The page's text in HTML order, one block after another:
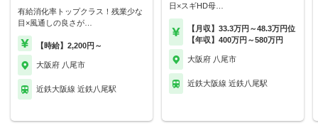
有給消化率トップクラス！残業少な
目×風通しの良さが…
【時給】2,200円～
大阪府 八尾市
近鉄大阪線 近鉄八尾駅
日×スギHD母…
【月収】33.3万円～48.3万円位
【年収】400万円～580万円
大阪府 八尾市
近鉄大阪線 近鉄八尾駅